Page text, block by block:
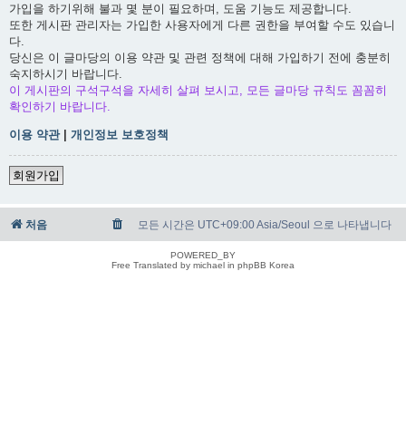
가입을 하기위해 불과 몇 분이 필요하며, 도움 기능도 제공합니다.
또한 게시판 관리자는 가입한 사용자에게 다른 권한을 부여할 수도 있습니
다.
당신은 이 글마당의 이용 약관 및 관련 정책에 대해 가입하기 전에 충분히
숙지하시기 바랍니다.
이 게시판의 구석구석을 자세히 살펴 보시고, 모든 글마당 규칙도 꼼꼼히
확인하기 바랍니다.
이용 약관| 개인정보 보호정책
회원가입
처음 모든 시간은 UTC+09:00 Asia/Seoul 으로 나타냅니다
POWERED_BY
Free Translated by michael in phpBB Korea